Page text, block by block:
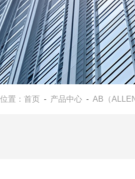
置： 首页 - 产品中心 - AB（